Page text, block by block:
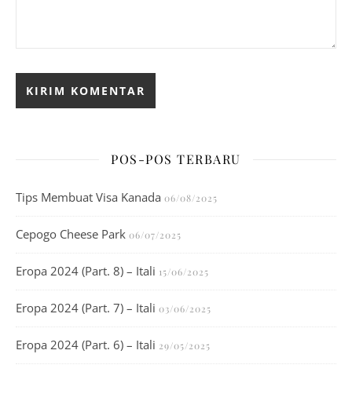
POS-POS TERBARU
Tips Membuat Visa Kanada 06/08/2025
Cepogo Cheese Park 06/07/2025
Eropa 2024 (Part. 8) – Itali 15/06/2025
Eropa 2024 (Part. 7) – Itali 03/06/2025
Eropa 2024 (Part. 6) – Itali 29/05/2025